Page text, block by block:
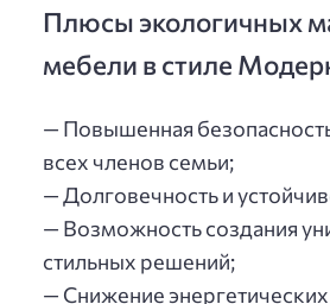
Плюсы экологичных
мебели в стиле
— Повышенная
всех членов семьи;
— Долговечность и
— Возможность создания
стильных решений;
— Снижение энергетических